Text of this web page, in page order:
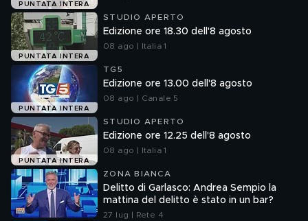
PUNTATA INTERA
PUNTATA INTERA
STUDIO APERTO
Edizione ore 18.30 dell'8 agosto
08 ago | Italia 1
PUNTATA INTERA
TG5
Edizione ore 13.00 dell'8 agosto
08 ago | Canale 5
PUNTATA INTERA
STUDIO APERTO
Edizione ore 12.25 dell'8 agosto
08 ago | Italia 1
ZONA BIANCA
Delitto di Garlasco: Andrea Sempio la
mattina del delitto è stato in un bar?
27 lug | Rete 4